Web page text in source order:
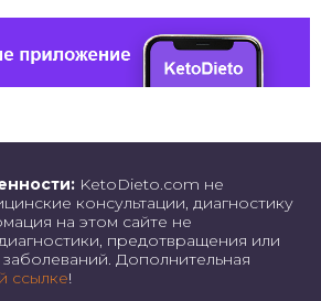
KetoDieto.com не
консультации, диагностику
на этом сайте не
предотвращения или
Дополнительная
ссылке!